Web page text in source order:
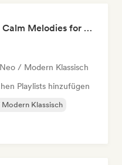
Emotional Piano – Calm Melodies for Focus, Read & Study
Neo / Modern Klassisch
Playlists hinzufügen
Klassisch